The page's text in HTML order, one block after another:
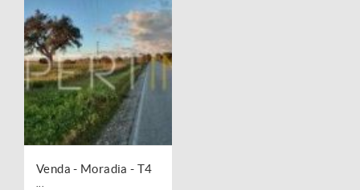
Venda - Moradia - T4